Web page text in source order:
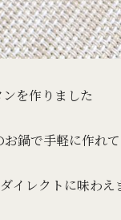
を作りました
鍋で手軽に作れ
イレクトに味わえ